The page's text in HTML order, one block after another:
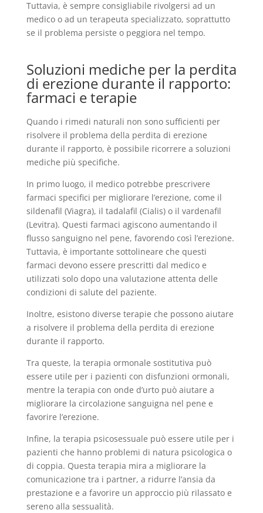
Tuttavia, è sempre consigliabile rivolgersi ad un
medico o ad un terapeuta specializzato, soprattutto
se il problema persiste o peggiora nel tempo.
Soluzioni mediche per la perdita
di erezione durante il rapporto:
farmaci e terapie
Quando i rimedi naturali non sono sufficienti per
risolvere il problema della perdita di erezione
durante il rapporto, è possibile ricorrere a soluzioni
mediche più specifiche.
In primo luogo, il medico potrebbe prescrivere
farmaci specifici per migliorare l’erezione, come il
sildenafil (Viagra), il tadalafil (Cialis) o il vardenafil
(Levitra). Questi farmaci agiscono aumentando il
flusso sanguigno nel pene, favorendo così l’erezione.
Tuttavia, è importante sottolineare che questi
farmaci devono essere prescritti dal medico e
utilizzati solo dopo una valutazione attenta delle
condizioni di salute del paziente.
Inoltre, esistono diverse terapie che possono aiutare
a risolvere il problema della perdita di erezione
durante il rapporto.
Tra queste, la terapia ormonale sostitutiva può
essere utile per i pazienti con disfunzioni ormonali,
mentre la terapia con onde d’urto può aiutare a
migliorare la circolazione sanguigna nel pene e
favorire l’erezione.
Infine, la terapia psicosessuale può essere utile per i
pazienti che hanno problemi di natura psicologica o
di coppia. Questa terapia mira a migliorare la
comunicazione tra i partner, a ridurre l’ansia da
prestazione e a favorire un approccio più rilassato e
sereno alla sessualità.